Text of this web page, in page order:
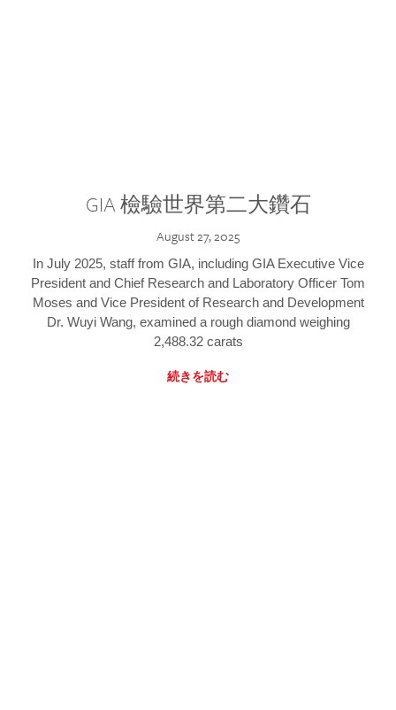
GIA 檢驗世界第二大鑽石
August 27, 2025
In July 2025, staff from GIA, including GIA Executive Vice
President and Chief Research and Laboratory Officer Tom
Moses and Vice President of Research and Development
Dr. Wuyi Wang, examined a rough diamond weighing
2,488.32 carats
続きを読む